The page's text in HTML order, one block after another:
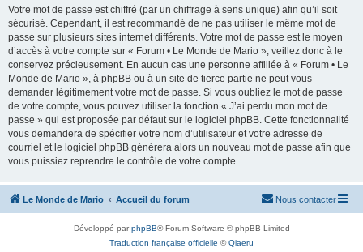
Votre mot de passe est chiffré (par un chiffrage à sens unique) afin qu’il soit
sécurisé. Cependant, il est recommandé de ne pas utiliser le même mot de
passe sur plusieurs sites internet différents. Votre mot de passe est le moyen
d’accès à votre compte sur « Forum • Le Monde de Mario », veillez donc à le
conservez précieusement. En aucun cas une personne affiliée à « Forum • Le
Monde de Mario », à phpBB ou à un site de tierce partie ne peut vous
demander légitimement votre mot de passe. Si vous oubliez le mot de passe
de votre compte, vous pouvez utiliser la fonction « J’ai perdu mon mot de
passe » qui est proposée par défaut sur le logiciel phpBB. Cette fonctionnalité
vous demandera de spécifier votre nom d’utilisateur et votre adresse de
courriel et le logiciel phpBB générera alors un nouveau mot de passe afin que
vous puissiez reprendre le contrôle de votre compte.
Le Monde de Mario Accueil du forum Nous contacter
Développé parphpBB® Forum Software © phpBB Limited
Traduction française officielle ©Qiaeru